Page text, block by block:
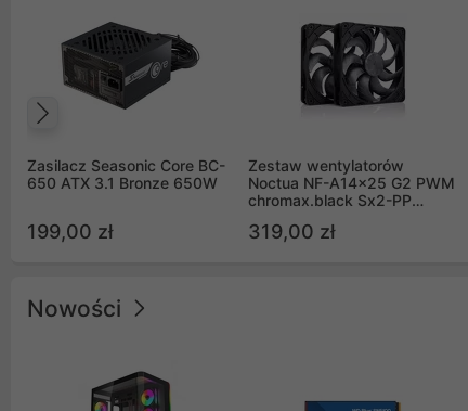
Zasilacz Seasonic Core BC-
650 ATX 3.1 Bronze 650W
199,00 zł
Zestaw wentylatorów
Noctua NF-A14x25 G2 PWM
chromax.black Sx2-PP
(2szt)
319,00 zł
Nowości